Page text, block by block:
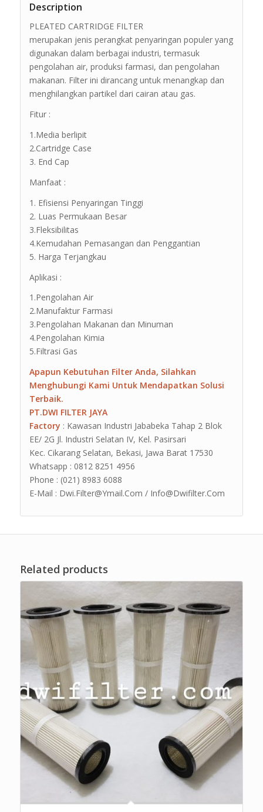
Description
PLEATED CARTRIDGE FILTER
merupakan jenis perangkat penyaringan populer yang
digunakan dalam berbagai industri, termasuk
pengolahan air, produksi farmasi, dan pengolahan
makanan. Filter ini dirancang untuk menangkap dan
menghilangkan partikel dari cairan atau gas.
Fitur :
1.Media berlipit
2.Cartridge Case
3. End Cap
Manfaat :
1. Efisiensi Penyaringan Tinggi
2. Luas Permukaan Besar
3.Fleksibilitas
4.Kemudahan Pemasangan dan Penggantian
5. Harga Terjangkau
Aplikasi :
1.Pengolahan Air
2.Manufaktur Farmasi
3.Pengolahan Makanan dan Minuman
4.Pengolahan Kimia
5.Filtrasi Gas
Apapun Kebutuhan Filter Anda, Silahkan
Menghubungi Kami Untuk Mendapatkan Solusi
Terbaik.
PT.DWI FILTER JAYA
Factory : Kawasan Industri Jababeka Tahap 2 Blok
EE/ 2G Jl. Industri Selatan IV, Kel. Pasirsari
Kec. Cikarang Selatan, Bekasi, Jawa Barat 17530
Whatsapp : 0812 8251 4956
Phone : (021) 8983 6088
E-Mail : Dwi.Filter@Ymail.Com / Info@Dwifilter.Com
Related products